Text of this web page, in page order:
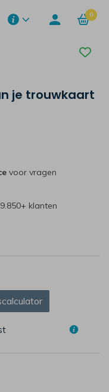
0
je trouwkaart
voor vragen
klanten